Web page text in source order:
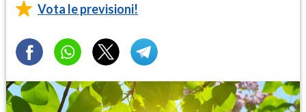
Vota le previsioni!